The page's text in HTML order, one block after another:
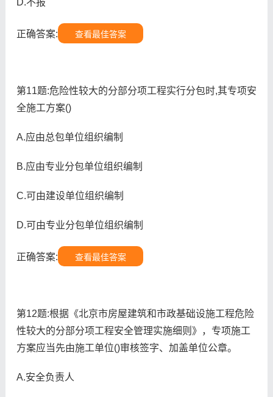
D.不报
正确答案: 查看最佳答案
第11题:危险性较大的分部分项工程实行分包时,其专项安
全施工方案()
A.应由总包单位组织编制
B.应由专业分包单位组织编制
C.可由建设单位组织编制
D.可由专业分包单位组织编制
正确答案: 查看最佳答案
第12题:根据《北京市房屋建筑和市政基础设施工程危险
性较大的分部分项工程安全管理实施细则》，专项施工
方案应当先由施工单位()审核签字、加盖单位公章。
A.安全负责人